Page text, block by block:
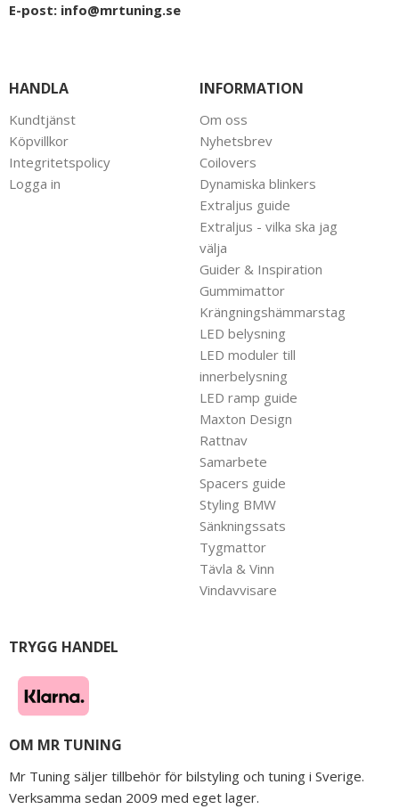
E-post: info@mrtuning.se
HANDLA
Kundtjänst
Köpvillkor
Integritetspolicy
Logga in
INFORMATION
Om oss
Nyhetsbrev
Coilovers
Dynamiska blinkers
Extraljus guide
Extraljus - vilka ska jag
välja
Guider & Inspiration
Gummimattor
Krängningshämmarstag
LED belysning
LED moduler till
innerbelysning
LED ramp guide
Maxton Design
Rattnav
Samarbete
Spacers guide
Styling BMW
Sänkningssats
Tygmattor
Tävla & Vinn
Vindavvisare
TRYGG HANDEL
OM MR TUNING
Mr Tuning säljer tillbehör för bilstyling och tuning i Sverige.
Verksamma sedan 2009 med eget lager.